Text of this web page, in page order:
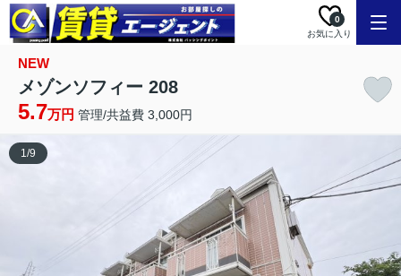
お気に入り
0
NEW
メゾンソフィー 208
5.7万円 管理/共益費 3,000円
1/9